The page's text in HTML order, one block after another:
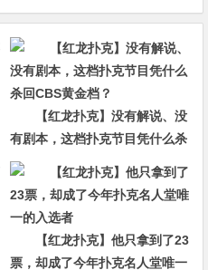
【红龙扑克】没有解说、没
有剧本，这档扑克节目凭什么杀
回CBS黄金档？
【红龙扑克】他只拿到了23
票，却成了今年扑克名人堂唯一